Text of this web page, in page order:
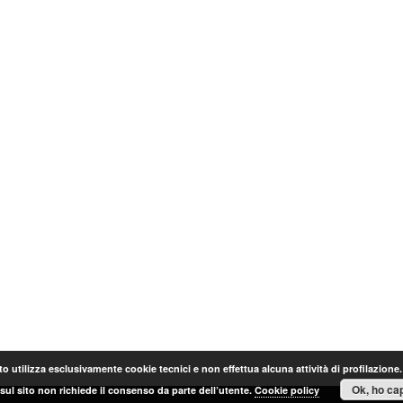
utilizza esclusivamente cookie tecnici e non effettua alcuna attività di
sul sito non richiede il consenso da parte dell’utente.Cookie policy Ok, ho